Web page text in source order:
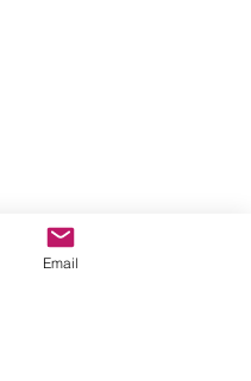
Email